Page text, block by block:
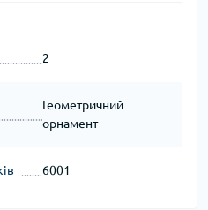
2
Геометричний
орнамент
6001